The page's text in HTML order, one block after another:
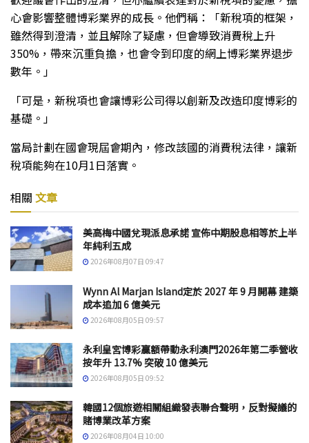
心會影響整體博彩業界的成長。他們稱：「新稅項的框架，
雖然得到澄清，並且解除了疑慮，但會導致消費稅上升
350%，帶來沉重負擔，也會令到印度的網上博彩業界退步
數年。」
「可是，新稅項也會讓博彩公司得以創新及改造印度博彩的
基礎。」
當局計劃在國會現屆會期內，修改該國的消費稅法律，讓新
稅項能夠在10月1日落實。
相關 文章
美高梅中國兌現派息承諾 宣佈中期股息相等於上半
年純利五成
2026年08月07日 09:47
Wynn Al Marjan Island定於 2027 年 9 月開幕 建築
成本追加 6 億美元
2026年08月05日 09:57
永利皇宮博彩贏額帶動永利澳門2026年第二季營收
按年升 13.7% 突破 10 億美元
2026年08月05日 09:52
韓國12個旅遊相關組織發表聯合聲明，反對擬議的
賭博業改革方案
2026年08月04日 10:00